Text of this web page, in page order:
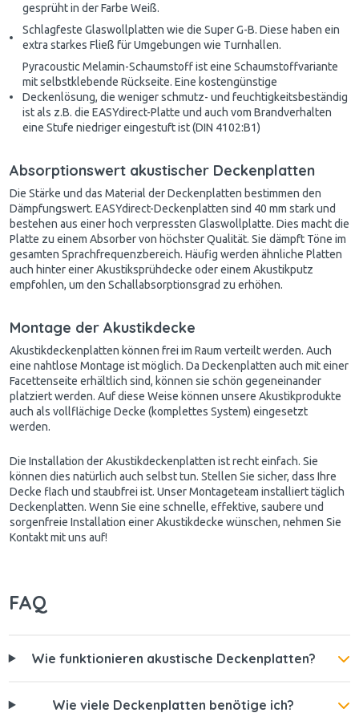
gesprüht in der Farbe Weiß.
Schlagfeste Glaswollplatten wie die Super G-B. Diese haben ein
extra starkes Fließ für Umgebungen wie Turnhallen.
Pyracoustic Melamin-Schaumstoff ist eine Schaumstoffvariante
mit selbstklebende Rückseite. Eine kostengünstige
Deckenlösung, die weniger schmutz- und feuchtigkeitsbeständig
ist als z.B. die EASYdirect-Platte und auch vom Brandverhalten
eine Stufe niedriger eingestuft ist (DIN 4102:B1)
Absorptionswert akustischer Deckenplatten
Die Stärke und das Material der Deckenplatten bestimmen den
Dämpfungswert. EASYdirect-Deckenplatten sind 40 mm stark und
bestehen aus einer hoch verpressten Glaswollplatte. Dies macht die
Platte zu einem Absorber von höchster Qualität. Sie dämpft Töne im
gesamten Sprachfrequenzbereich. Häufig werden ähnliche Platten
auch hinter einer Akustiksprühdecke oder einem Akustikputz
empfohlen, um den Schallabsorptionsgrad zu erhöhen.
Montage der Akustikdecke
Akustikdeckenplatten können frei im Raum verteilt werden. Auch
eine nahtlose Montage ist möglich. Da Deckenplatten auch mit einer
Facettenseite erhältlich sind, können sie schön gegeneinander
platziert werden. Auf diese Weise können unsere Akustikprodukte
auch als vollflächige Decke (komplettes System) eingesetzt
werden.
Die Installation der Akustikdeckenplatten ist recht einfach. Sie
können dies natürlich auch selbst tun. Stellen Sie sicher, dass Ihre
Decke flach und staubfrei ist. Unser Montageteam installiert täglich
Deckenplatten. Wenn Sie eine schnelle, effektive, saubere und
sorgenfreie Installation einer Akustikdecke wünschen, nehmen Sie
Kontakt mit uns auf!
FAQ
Wie funktionieren akustische Deckenplatten?
Wie viele Deckenplatten benötige ich?